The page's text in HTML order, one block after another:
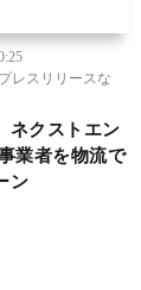
プレスリリースな
ネクストエン
業者を物流で
ン